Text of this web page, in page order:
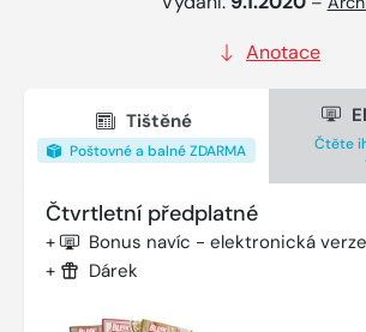
Anotace
Tištěné
Poštovné a balné ZDARMA Čtěte
Čtvrtletní předplatné
+ Bonus navíc - elektronická
+ Dárek